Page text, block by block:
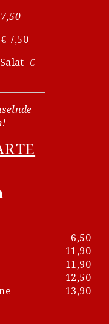
7,50
€
6,50
11,90
11,90
12,50
13,90